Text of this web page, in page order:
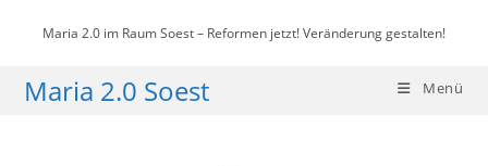
Maria 2.0 im Raum Soest – Reformen jetzt! Veränderung gestalten!
Maria 2.0 Soest Menü